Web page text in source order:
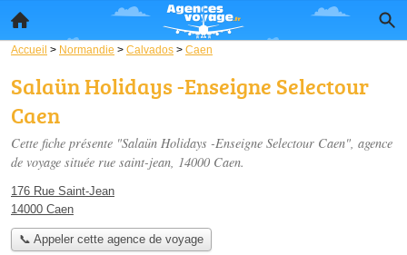
Accueil > Normandie > Calvados > Caen
Salaün Holidays -Enseigne Selectour
Caen
Cette fiche présente "Salaün Holidays -Enseigne Selectour Caen", agence
de voyage située rue saint-jean, 14000 Caen.
176 Rue Saint-Jean
14000 Caen
📞 Appeler cette agence de voyage